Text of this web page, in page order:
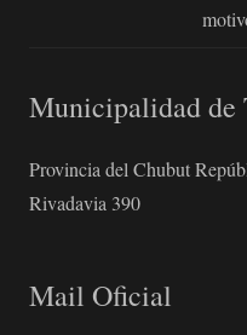
Municipalidad de
Provincia del Chubut
Rivadavia 390
Mail Oficial